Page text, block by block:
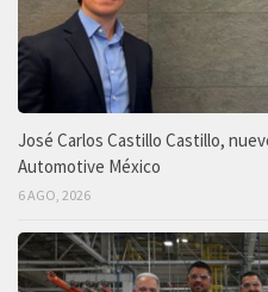
José Carlos Castillo Castillo,
Automotive México
6 AGO, 2026